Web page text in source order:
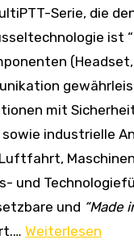
Serie, die
ist
mit
industrielle
und
und “Made
Weiterlesen